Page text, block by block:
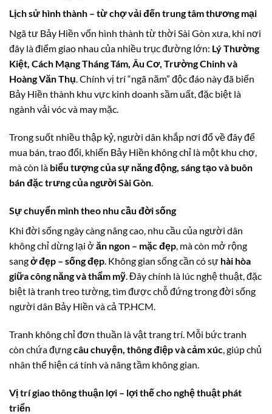
Lịch sử hình thành – từ chợ vải đến trung tâm thương mại
Ngã tư Bảy Hiền vốn hình thành từ thời Sài Gòn xưa, khi nơi
đây là điểm giao nhau của nhiều trục đường lớn: Lý Thường
Kiệt, Cách Mạng Tháng Tám, Âu Cơ, Trường Chinh và
Hoàng Văn Thụ. Chính vị trí “ngã năm” độc đáo này đã biến
Bảy Hiền thành khu vực kinh doanh sầm uất, đặc biệt là
ngành vải vóc và may mặc.
Trong suốt nhiều thập kỷ, người dân khắp nơi đổ về đây để
mua bán, trao đổi, khiến Bảy Hiền không chỉ là một khu chợ,
mà còn là biểu tượng của sự năng động, sáng tạo và buôn
bán đặc trưng của người Sài Gòn.
Sự chuyển mình theo nhu cầu đời sống
Khi đời sống ngày càng nâng cao, nhu cầu của người dân
không chỉ dừng lại ở ăn ngon – mặc đẹp, mà còn mở rộng
sangở đẹp – sống đẹp. Không gian sống cần có sự hài hòa
giữa công năng và thẩm mỹ. Đây chính là lúc nghệ thuật, đặc
biệt là tranh treo tường, tìm được chỗ đứng trong đời sống
người dân Bảy Hiền và cả TP.HCM.
Tranh không chỉ đơn thuần là vật trang trí. Mỗi bức tranh
còn chứa đựngcâu chuyện, thông điệp và cảm xúc , giúp chủ
nhân thể hiện cá tính và nâng tầm không gian.
Vị trí giao thông thuận lợi – lợi thế cho nghệ thuật phát
triển